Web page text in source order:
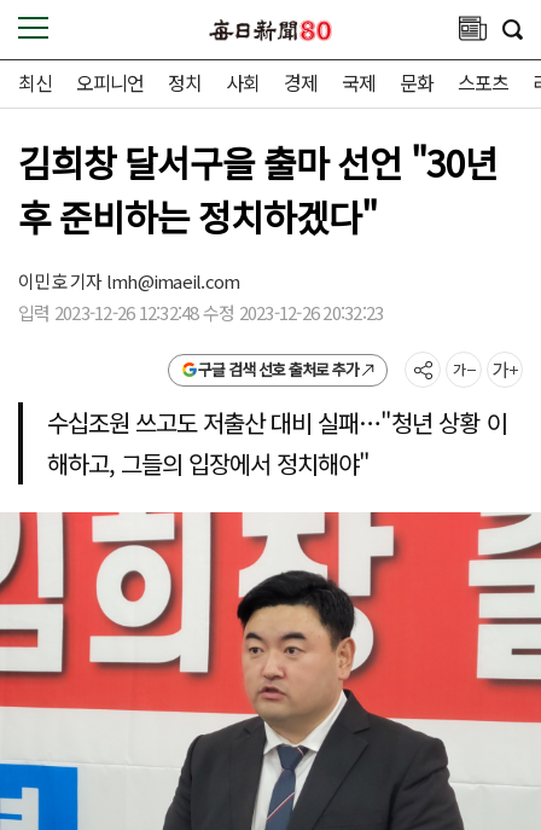
최신 오피니언 정치 사회 경제 국제 문화 스포츠
김희창 달서구을 출마 선언 "30년
후 준비하는 정치하겠다"
이민호 기자lmh@imaeil.com
입력 2023-12-26 12:32:48 수정 2023-12-26 20:32:23
구글 검색 선호 출처로 추가
수십조원 쓰고도 저출산 대비 실패…"청년 상황 이
해하고, 그들의 입장에서 정치해야"